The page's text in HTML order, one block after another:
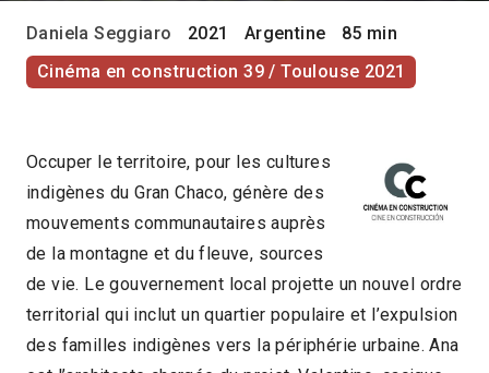
Daniela Seggiaro 2021 Argentine
85 min
Cinéma en construction 39 / Toulouse 2021
Occuper le territoire, pour les cultures
indigènes du Gran Chaco, génère des
mouvements communautaires auprès
de la montagne et du fleuve, sources
de vie. Le gouvernement local projette un nouvel ordre
territorial qui inclut un quartier populaire et l’expulsion
des familles indigènes vers la périphérie urbaine. Ana